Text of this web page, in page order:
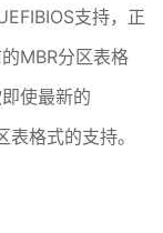
支持，正
MBR分区表格
使最新的
格式的支持。